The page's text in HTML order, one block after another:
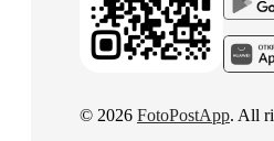
© 2026 FotoPostApp. All